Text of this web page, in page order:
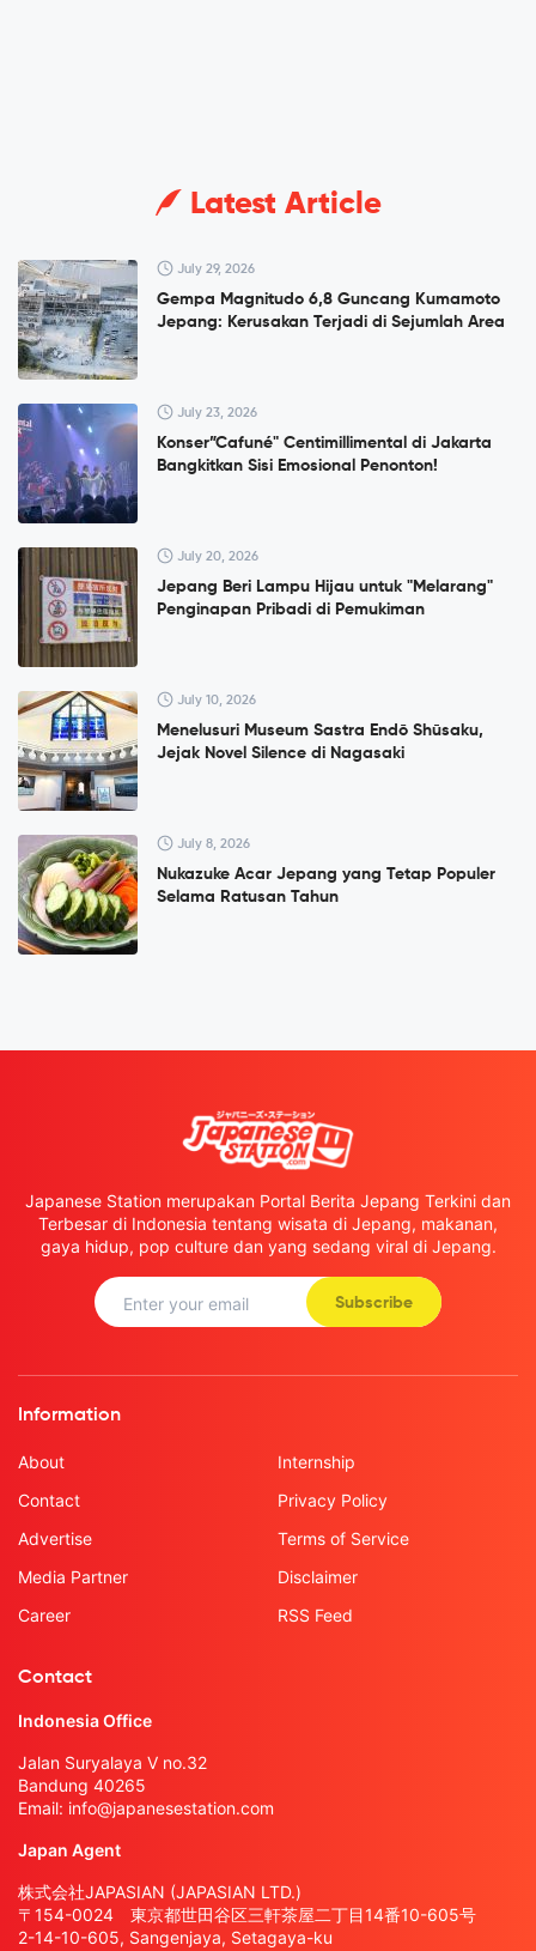
Latest Article
July 29, 2026
Gempa Magnitudo 6,8 Guncang Kumamoto
Jepang: Kerusakan Terjadi di Sejumlah Area
July 23, 2026
Konser”Cafuné" Centimillimental di Jakarta
Bangkitkan Sisi Emosional Penonton!
July 20, 2026
Jepang Beri Lampu Hijau untuk "Melarang"
Penginapan Pribadi di Pemukiman
July 10, 2026
Menelusuri Museum Sastra Endō Shūsaku,
Jejak Novel Silence di Nagasaki
July 8, 2026
Nukazuke Acar Jepang yang Tetap Populer
Selama Ratusan Tahun
Japanese Station merupakan Portal Berita Jepang Terkini dan
Terbesar di Indonesia tentang wisata di Jepang, makanan,
gaya hidup, pop culture dan yang sedang viral di Jepang.
Subscribe
Information
About
Contact
Advertise
Media Partner
Career
Internship
Privacy Policy
Terms of Service
Disclaimer
RSS Feed
Contact
Indonesia Office
Jalan Suryalaya V no.32
Bandung 40265
Email: info@japanesestation.com
Japan Agent
株式会社JAPASIAN (JAPASIAN LTD.)
〒154-0024 東京都世田谷区三軒茶屋二丁目14番10-605号
2-14-10-605, Sangenjaya, Setagaya-ku